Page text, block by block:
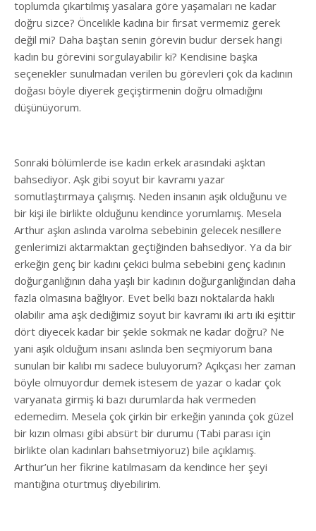
toplumda çıkartılmış yasalara göre yaşamaları ne kadar
doğru sizce? Öncelikle kadına bir fırsat vermemiz gerek
değil mi? Daha baştan senin görevin budur dersek hangi
kadın bu görevini sorgulayabilir ki? Kendisine başka
seçenekler sunulmadan verilen bu görevleri çok da kadının
doğası böyle diyerek geçiştirmenin doğru olmadığını
düşünüyorum.
Sonraki bölümlerde ise kadın erkek arasındaki aşktan
bahsediyor. Aşk gibi soyut bir kavramı yazar
somutlaştırmaya çalışmış. Neden insanın aşık olduğunu ve
bir kişi ile birlikte olduğunu kendince yorumlamış. Mesela
Arthur aşkın aslında varolma sebebinin gelecek nesillere
genlerimizi aktarmaktan geçtiğinden bahsediyor. Ya da bir
erkeğin genç bir kadını çekici bulma sebebini genç kadının
doğurganlığının daha yaşlı bir kadının doğurganlığından daha
fazla olmasına bağlıyor. Evet belki bazı noktalarda haklı
olabilir ama aşk dediğimiz soyut bir kavramı iki artı iki eşittir
dört diyecek kadar bir şekle sokmak ne kadar doğru? Ne
yani aşık olduğum insanı aslında ben seçmiyorum bana
sunulan bir kalıbı mı sadece buluyorum? Açıkçası her zaman
böyle olmuyordur demek istesem de yazar o kadar çok
varyanata girmiş ki bazı durumlarda hak vermeden
edemedim. Mesela çok çirkin bir erkeğin yanında çok güzel
bir kızın olması gibi absürt bir durumu (Tabi parası için
birlikte olan kadınları bahsetmiyoruz) bile açıklamış.
Arthur’un her fikrine katılmasam da kendince her şeyi
mantığına oturtmuş diyebilirim.